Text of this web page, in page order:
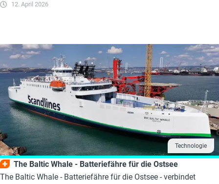
12. April 2026
Technologie
The Baltic Whale - Batteriefähre für die Ostsee
The Baltic Whale - Batteriefähre für die Ostsee - verbindet